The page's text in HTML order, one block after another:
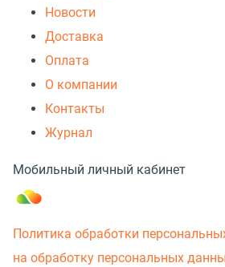
Новости
Доставка
Оплата
О компании
Контакты
Журнал
Мобильный личный кабинет
Политика обработки
на обработку персональных